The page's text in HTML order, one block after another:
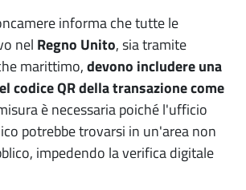
informa che tutte le
nel Regno Unito, sia tramite
marittimo,devono includere una
codice QR della transazione come
è necessaria poiché l'ufficio
potrebbe trovarsi in un'area non
impedendo la verifica digitale